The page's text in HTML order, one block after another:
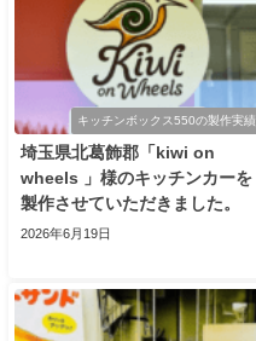
キッチンボックス550の製作実績
埼玉県北葛飾郡「kiwi on
wheels 」様のキッチンカーを
製作させていただきました。
2026年6月19日